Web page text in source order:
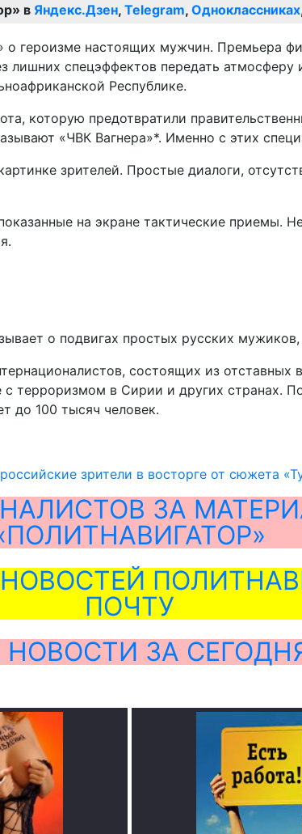
в Яндекс.Дзен, Telegram, Одноклассниках
лишних спецэффектов передать
Республике.
которую предотвратили
«ЧВК Вагнера»*. Именно с этих
зрителей. Простые диалоги,
на экране тактические приемы.
о подвигах простых русских
состоящих из
терроризмом в Сирии и других странах.
до 100 тысяч человек.
зрители в восторге от сюжета
ЗА
ПОЧТУ
НОВОСТИ ЗА